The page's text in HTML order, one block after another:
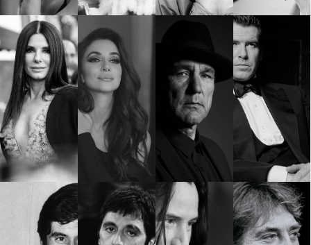
СЛЕДВАЙТЕ НИ
Facebook Instagram
Pinterest
YouTube
Spotify Soundcloud
Ако нашият сайт ви харесва, можете да се абонирате за
седмичния ни нюзлетър тук:
© 2026, HighViewArt | Всички права запазени